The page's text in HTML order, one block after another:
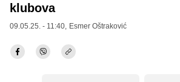
klubova
09.05.25. - 11:40, Esmer Oštraković